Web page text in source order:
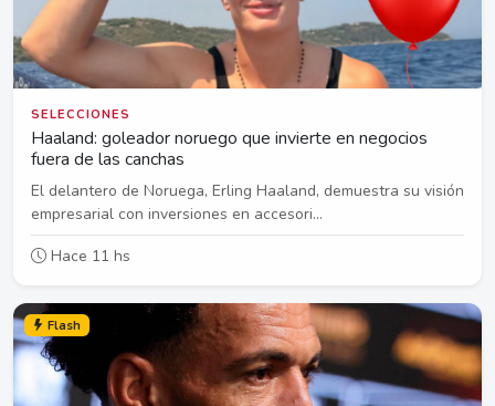
SELECCIONES
Haaland: goleador noruego que invierte en negocios
fuera de las canchas
El delantero de Noruega, Erling Haaland, demuestra su visión
empresarial con inversiones en accesori...
Hace 11 hs
Flash